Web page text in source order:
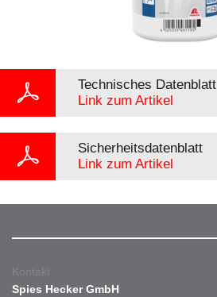
Technisches Datenblatt
Link zum Artikel
Sicherheitsdatenblatt
Link zum Artikel
Kontakt
Spies Hecker GmbH